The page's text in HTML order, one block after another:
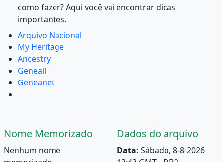
como fazer? Aqui você vai encontrar dicas
importantes.
Arquivo Nacional
My Heritage
Ancestry
Geneall
Geneanet
Nome Memorizado
Nenhum nome
Dados do arquivo
Data: Sábado, 8-8-2026